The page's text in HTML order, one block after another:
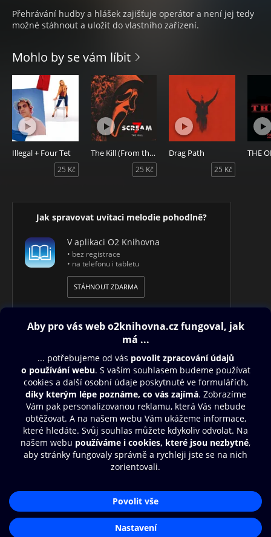
Přehrávání hudby a hlášek zajišťuje operátor a není jej tedy
možné stáhnout a uložit do vlastního zařízení.
Mohlo by se vám líbit
Illegal + Four Tet
25 Kč
The Kill (From the Original Motion Picture "Scream 7")
25 Kč
Drag Path
25 Kč
Jak spravovat uvítaci melodie pohodlně?
V aplikaci O2 Knihovna
• bez registrace
• na telefonu i tabletu
STÁHNOUT ZDARMA
Obsah ke stažení
Moje O2 Knihovna
Další zábava
© O2 Czech Republic a.s.
Zásady zpracování osobních údajůAplikace O2 Knihovna
Čti a poslouchej své e-knihy a